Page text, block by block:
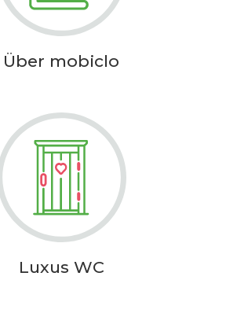
Über mobiclo
Luxus WC